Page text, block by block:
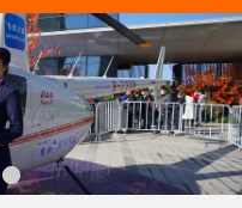
菜
单